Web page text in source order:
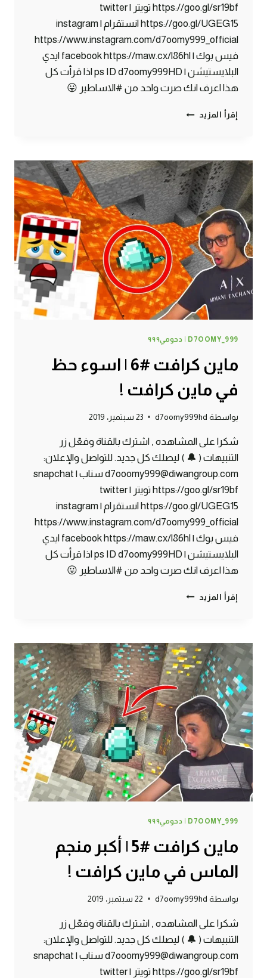
https://goo.gl/sr19bf تويتر | twitter
https://goo.gl/UGEG15 انستقرام | instagram
https://www.instagram.com/d7oomy999_official
فيس بوك | facebook https://maw.cx/l86hl ايدي
البلايستيشن | ps ID d7oomy999HD اذا قرأت كل
هذا اعرف انك صرت واحد من #الاساطير 😛
إقرأ المزيد ماين
أغرب
بوابة
نذر
!
D7OOMY_999 | دحومي٩٩٩
ماين كرافت #6 | اسوء حظ
في ماين كرافت !
بواسطة d7oomy999hd 23 سبتمبر، 2019
شكرا على المشاهده , اشترك بالقناة وفعّل زر
التنبيهات ( 🔔 ) ليصلك كل جديد. للتواصل والإعلان:
d7ooomy999@diwangroup.com سناب | snapchat
https://goo.gl/sr19bf تويتر | twitter
https://goo.gl/UGEG15 انستقرام | instagram
https://www.instagram.com/d7oomy999_official
فيس بوك | facebook https://maw.cx/l86hl ايدي
البلايستيشن | ps ID d7oomy999HD اذا قرأت كل
هذا اعرف انك صرت واحد من #الاساطير 😛
إقرأ المزيد ماين
اسوء
حظ
في
ماين
كرافت
!
D7OOMY_999 | دحومي٩٩٩
ماين كرافت #5 | أكبر منجم
الماس في ماين كرافت !
بواسطة d7oomy999hd 22 سبتمبر، 2019
شكرا على المشاهده , اشترك بالقناة وفعّل زر
التنبيهات ( 🔔 ) ليصلك كل جديد. للتواصل والإعلان:
d7ooomy999@diwangroup.com سناب | snapchat
https://goo.gl/sr19bf تويتر | twitter